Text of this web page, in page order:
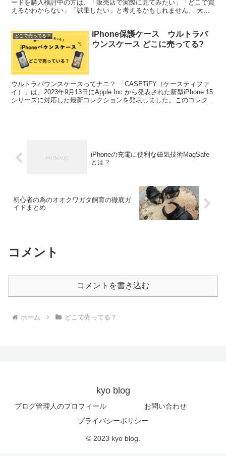
ードを購入検討中の方は、「販売店で実際に見てみたい」「どこで買
えるかわからない」「試乗したい」と考えるかもしれません。 大手
どこで売ってる？
iPhone保護ケース ウルトラバ
ウンスケース どこに売ってる?
ウルトラバウンスケースってナニ？ 「CASETiFY（ケースティファ
イ）」は、2023年9月13日にApple Inc.から発表された新型iPhone 15
シリーズに対応した最新コレクションを発表しました。このコレクシ
iPhoneの充電に便利な磁気技術MagSafe
とは？
初心者の為のオオクワガタ飼育の徹底ガ
イドまとめ
コメント
コメントを書き込む
ホーム どこで売ってる？
kyo blog
ブログ管理人のプロフィール
お問い合わせ
プライバシーポリシー
© 2023 kyo blog.